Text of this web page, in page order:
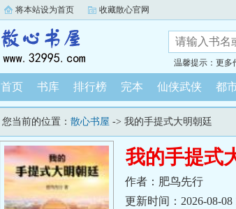
将本站设为首页 收藏散心官网
温馨提示：更多
首页 书库 排行榜 完本 仙侠武侠 都
您当前的位置： 散心书屋 -> 我的手提式大明朝廷
我的手提式
作者：肥鸟先行
更新时间：2026-08-08